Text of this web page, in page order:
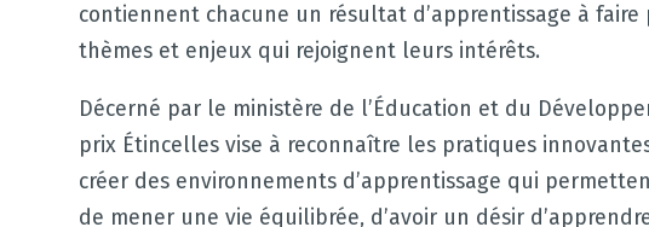
contiennent chacune un résultat d’apprentissage à faire
thèmes et enjeux qui rejoignent leurs intérêts.
Décerné par le ministère de l’Éducation et du
prix Étincelles vise à reconnaître les pratiques
créer des environnements d’apprentissage qui
de mener une vie équilibrée, d’avoir un désir